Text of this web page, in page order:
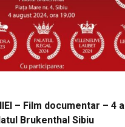
– Film documentar – 4
Brukenthal Sibiu